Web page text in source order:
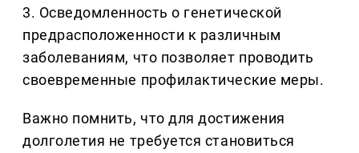
3. Осведомленность о генетической
предрасположенности к различным
заболеваниям, что позволяет проводить
своевременные профилактические меры.
Важно помнить, что для достижения
долголетия не требуется становиться